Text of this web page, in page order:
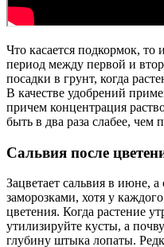
Что касается подкормок, то
период между первой и
посадки в грунт, когда
В качестве удобрений
причем концентрация
быть в два раза слабее, чем
Сальвия после
Зацветает сальвия в июне,
заморозками, хотя у
цветения. Когда растение
утилизируйте кусты, а
глубину штыка лопаты.